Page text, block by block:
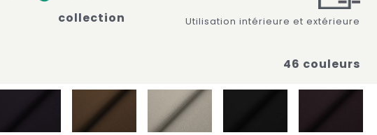
collection Utilisation intérieure et extérieure
46 couleurs